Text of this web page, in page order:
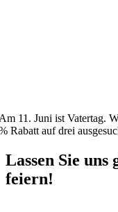
11. Juni ist Vatertag.
Rabatt auf drei
Lassen Sie uns
feiern!